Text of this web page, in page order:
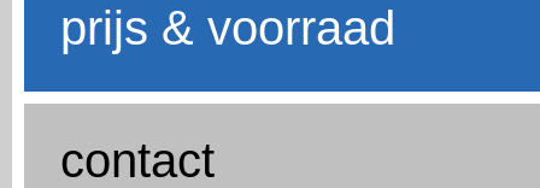
prijs & voorraad
contact